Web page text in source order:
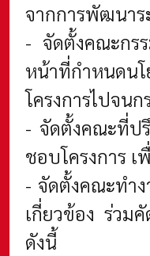
จากการพัฒนาร
- จัดตั้งคณะกร
หน้าที่กำหนดน
โครงการไปจน
- จัดตั้งคณะที่ป
ชอบโครงการ
- จัดตั้งคณะทำ
เกี่ยวข้อง ร่วม
ดังนี้